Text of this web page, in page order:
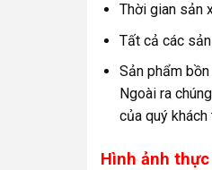
Thời gian sản
Tất cả các
Sản phẩm
Ngoài ra
của quý
Hình ảnh